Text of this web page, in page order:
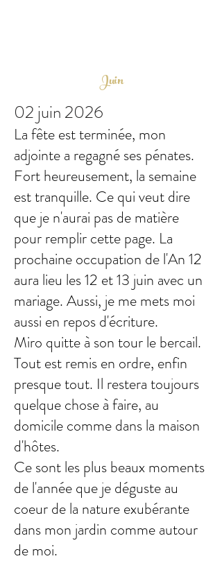
Juin
02 juin 2026
La fête est terminée, mon
adjointe a regagné ses pénates.
Fort heureusement, la semaine
est tranquille. Ce qui veut dire
que je n'aurai pas de matière
pour remplir cette page. La
prochaine occupation de l'An 12
aura lieu les 12 et 13 juin avec un
mariage. Aussi, je me mets moi
aussi en repos d'écriture.
Miro quitte à son tour le bercail.
Tout est remis en ordre, enfin
presque tout. Il restera toujours
quelque chose à faire, au
domicile comme dans la maison
d'hôtes.
Ce sont les plus beaux moments
de l'année que je déguste au
coeur de la nature exubérante
dans mon jardin comme autour
de moi.